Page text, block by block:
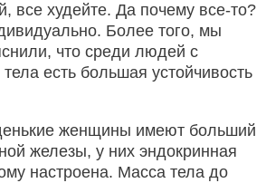
все худейте. Да почему все-то?
Более того, мы
что среди людей с
есть большая устойчивость
женщины имеют больший
железы, у них эндокринная
настроена. Масса тела до